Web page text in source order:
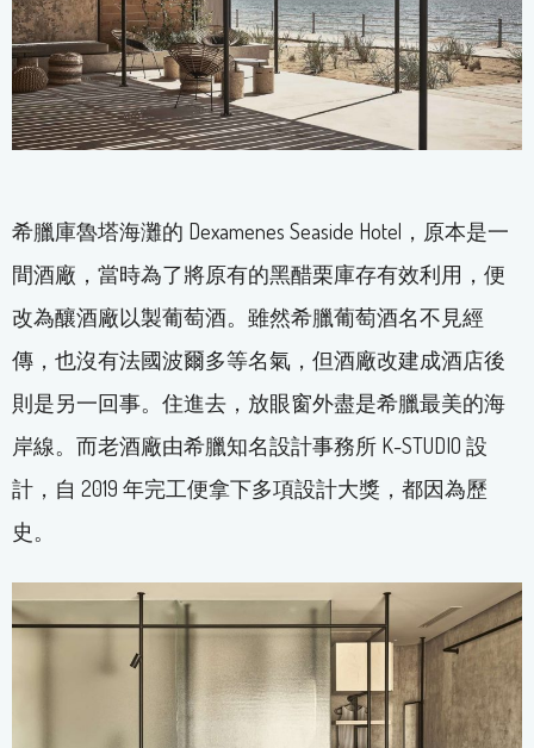
希臘庫魯塔海灘的 Dexamenes Seaside Hotel，原本是一
間酒廠，當時為了將原有的黑醋栗庫存有效利用，便
改為釀酒廠以製葡萄酒。雖然希臘葡萄酒名不見經
傳，也沒有法國波爾多等名氣，但酒廠改建成酒店後
則是另一回事。住進去，放眼窗外盡是希臘最美的海
岸線。而老酒廠由希臘知名設計事務所 K-STUDIO 設
計，自 2019 年完工便拿下多項設計大獎，都因為歷
史。